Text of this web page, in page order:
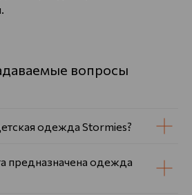
вопросы
одежда Stormies?
предназначена одежда